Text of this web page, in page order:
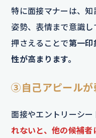
特に面接マナーは、
姿勢、表情まで意識
押さえることで第一印
性が高まります。
③自己アピールが
面接やエントリーシー
れないと、他の候補者